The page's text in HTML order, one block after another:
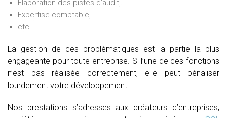
Elaboration des pistes d’audit,
Expertise comptable,
etc.
La gestion de ces problématiques est la partie la plus
engageante pour toute entreprise. Si l’une de ces fonctions
n’est pas réalisée correctement, elle peut pénaliser
lourdement votre développement.
Nos prestations s’adresses aux créateurs d’entreprises,